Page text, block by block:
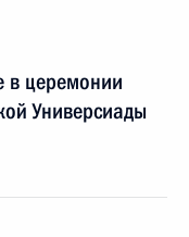
в церемонии
Универсиады